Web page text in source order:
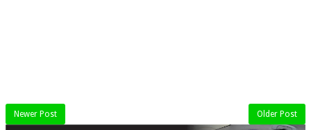
Newer Post Older Post